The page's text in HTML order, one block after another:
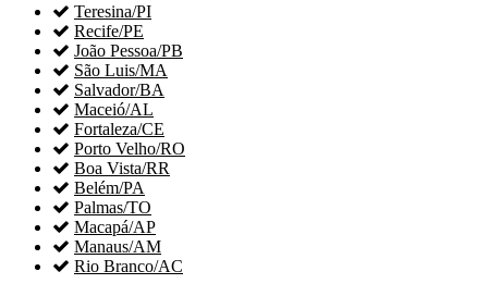
 Teresina/PI
 Recife/PE
 João Pessoa/PB
 São Luis/MA
 Salvador/BA
 Maceió/AL
 Fortaleza/CE
 Porto Velho/RO
 Boa Vista/RR
 Belém/PA
 Palmas/TO
 Macapá/AP
 Manaus/AM
 Rio Branco/AC